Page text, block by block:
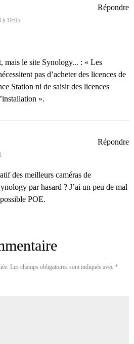
à 19:05
mais le site Synology... : « Les
pas d’acheter des licences de
Station ni de saisir des licences
».
Répondre
des meilleurs caméras de
par hasard ? J’ai un peu de mal
POE.
Répondre
Les champs obligatoires sont indiqués avec *